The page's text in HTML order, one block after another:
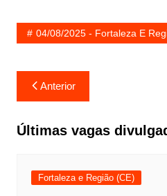
04/08/2025 - Fortaleza E
Navegação
de
Post
Anterior
Últimas vagas
Fortaleza e Região (CE)